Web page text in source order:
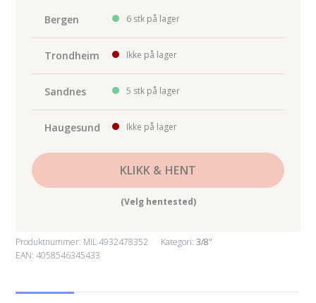
Bergen 6 stk på lager
Trondheim Ikke på lager
Sandnes 5 stk på lager
Haugesund Ikke på lager
KLIKK & HENT
(Velg hentested)
Produktnummer: MIL 4932478352 Kategori:3/8"
EAN: 4058546345433